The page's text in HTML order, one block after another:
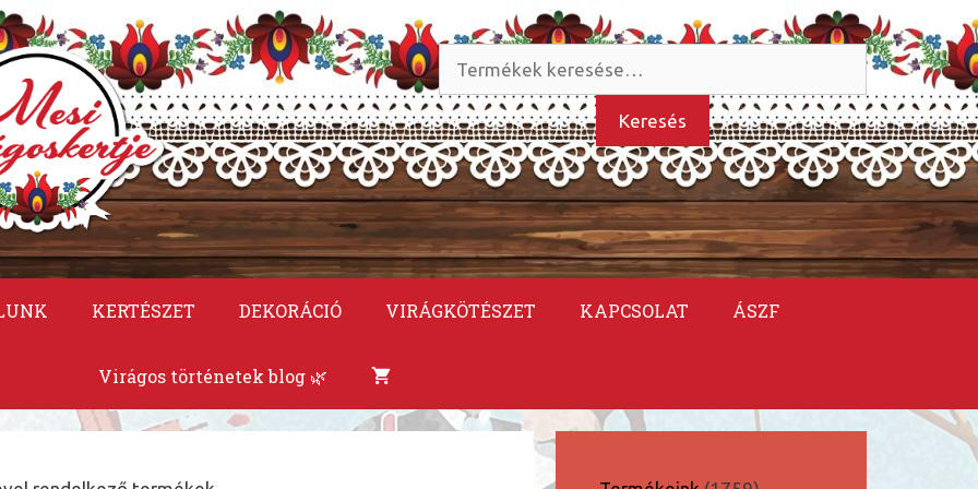
Keresés
a
következőre:
Keresés
KERTÉSZET DEKORÁCIÓ VIRÁGKÖTÉSZET KAPCSOLAT ÁSZF
Virágos történetek blog 🌿